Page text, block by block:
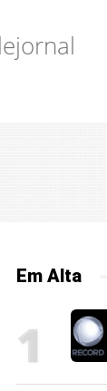
Em Alta